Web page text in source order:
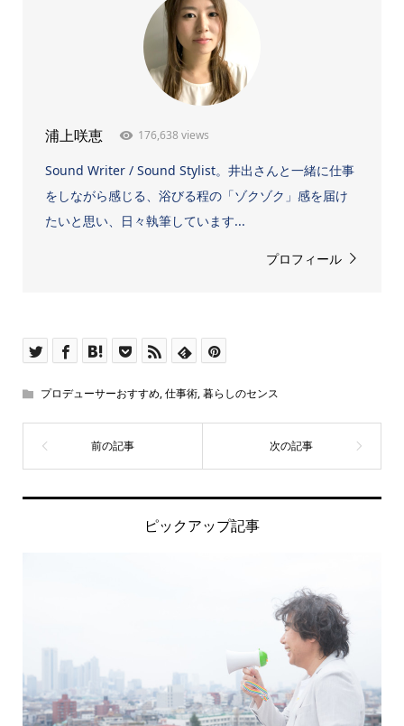
浦上咲恵 176,638 views
Sound Writer / Sound Stylist。井出さんと一緒に仕事
をしながら感じる、浴びる程の「ゾクゾク」感を届け
たいと思い、日々執筆しています...
プロフィール
プロデューサーおすすめ,仕事術,暮らしのセンス
ピックアップ記事